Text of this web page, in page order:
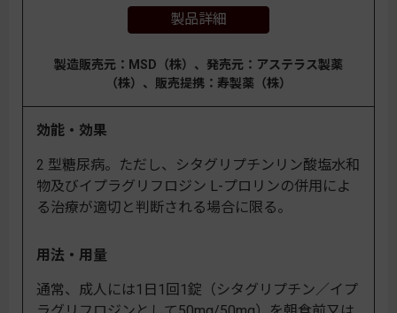
製品詳細
製造販売元：MSD（株）、発売元：アステラス製薬
（株）、販売提携：寿製薬（株）
効能・効果
2 型糖尿病。ただし、シタグリプチンリン酸塩水和
物及びイプラグリフロジン L-プロリンの併用によ
る治療が適切と判断される場合に限る。
用法・用量
通常、成人には1日1回1錠（シタグリプチン／イプ